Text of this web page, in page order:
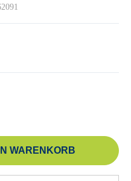
WARENKORB